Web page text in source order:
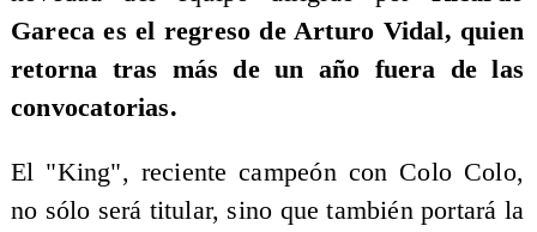
Gareca es el regreso de Arturo Vidal, quien
retorna tras más de un año fuera de las
convocatorias.
El "King", reciente campeón con Colo Colo,
no sólo será titular, sino que también portará la